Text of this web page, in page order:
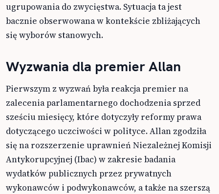
ugrupowania do zwycięstwa. Sytuacja ta jest
bacznie obserwowana w kontekście zbliżających
się wyborów stanowych.
Wyzwania dla premier Allan
Pierwszym z wyzwań była reakcja premier na
zalecenia parlamentarnego dochodzenia sprzed
sześciu miesięcy, które dotyczyły reformy prawa
dotyczącego uczciwości w polityce. Allan zgodziła
się na rozszerzenie uprawnień Niezależnej Komisji
Antykorupcyjnej (Ibac) w zakresie badania
wydatków publicznych przez prywatnych
wykonawców i podwykonawców, a także na szerszą